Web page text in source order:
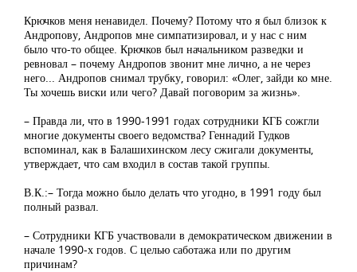
Крючков меня ненавидел. Почему? Потому что я был близок к
Андропову, Андропов мне симпатизировал, и у нас с ним
было что-то общее. Крючков был начальником разведки и
ревновал – почему Андропов звонит мне лично, а не через
него... Андропов снимал трубку, говорил: «Олег, зайди ко мне.
Ты хочешь виски или чего? Давай поговорим за жизнь».
– Правда ли, что в 1990-1991 годах сотрудники КГБ сожгли
многие документы своего ведомства? Геннадий Гудков
вспоминал, как в Балашихинском лесу сжигали документы,
утверждает, что сам входил в состав такой группы.
В.К.:– Тогда можно было делать что угодно, в 1991 году был
полный развал.
– Сотрудники КГБ участвовали в демократическом движении в
начале 1990-х годов. С целью саботажа или по другим
причинам?